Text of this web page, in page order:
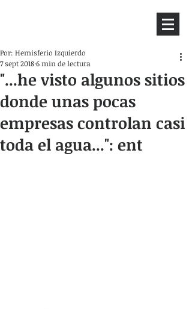
"...he visto algunos sitios
donde unas pocas
empresas controlan casi
toda el agua...": ent
Por: Hemisferio Izquierdo
7 sept 20186 min de lectura